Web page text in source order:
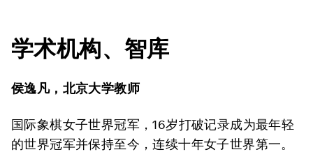
学术机构、智库
侯逸凡，北京大学教师
国际象棋女子世界冠军，16岁打破记录成为最年轻
的世界冠军并保持至今，连续十年女子世界第一。